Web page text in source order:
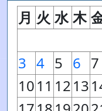
月 火 水 木
3 4 5 6 7
1011 1213